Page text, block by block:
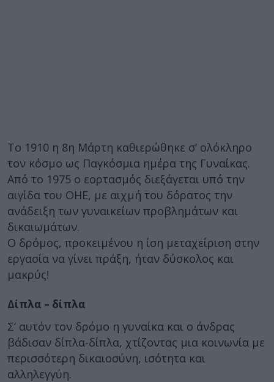
Το 1910 η 8η Μάρτη καθιερώθηκε σ’ ολόκληρο
τον κόσμο ως Παγκόσμια ημέρα της Γυναίκας.
Από το 1975 ο εορτασμός διεξάγεται υπό την
αιγίδα του ΟΗΕ, με αιχμή του δόρατος την
ανάδειξη των γυναικείων προβλημάτων και
δικαιωμάτων.
Ο δρόμος, προκειμένου η ίση μεταχείριση στην
εργασία να γίνει πράξη, ήταν δύσκολος και
μακρύς!
Δίπλα – δίπλα
Σ’ αυτόν τον δρόμο η γυναίκα και ο άνδρας
βάδισαν δίπλα-δίπλα, χτίζοντας μια κοινωνία με
περισσότερη δικαιοσύνη, ισότητα και
αλληλεγγύη.